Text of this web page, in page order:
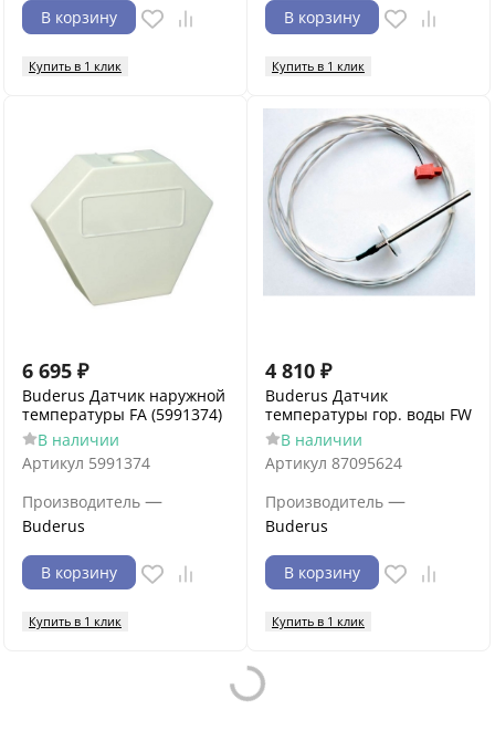
В корзину
Купить в 1 клик
В корзину
Купить в 1 клик
6 695 ₽
Buderus Датчик наружной
температуры FA (5991374)
В наличии
Артикул 5991374
Производитель —
Buderus
В корзину
Купить в 1 клик
4 810 ₽
Buderus Датчик
температуры гор. воды FW
В наличии
Артикул 87095624
Производитель —
Buderus
В корзину
Купить в 1 клик
Loading...